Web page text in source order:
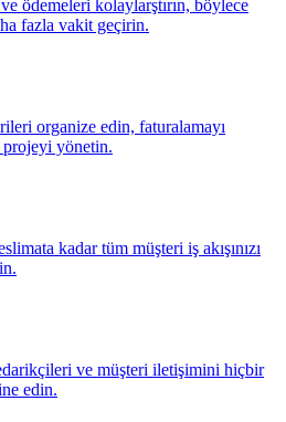
ödemeleri kolaylarştırın, böylece
fazla vakit geçirin.
organize edin, faturalamayı
yönetin.
kadar tüm müşteri iş akışınızı
ve müşteri iletişimini hiçbir
edin.